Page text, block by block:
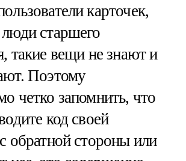
карточек,
старшего
такие вещи не знают и
Поэтому
четко запомнить, что
код своей
обратной стороны или